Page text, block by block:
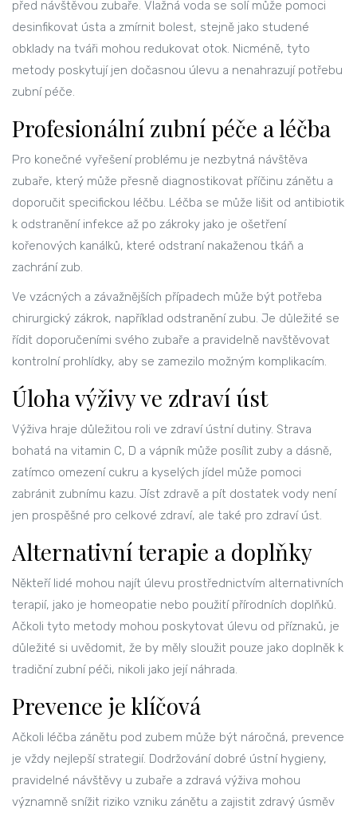
před návštěvou zubaře. Vlažná voda se solí může pomoci
desinfikovat ústa a zmírnit bolest, stejně jako studené
obklady na tváři mohou redukovat otok. Nicméně, tyto
metody poskytují jen dočasnou úlevu a nenahrazují potřebu
zubní péče.
Profesionální zubní péče a léčba
Pro konečné vyřešení problému je nezbytná návštěva
zubaře, který může přesně diagnostikovat příčinu zánětu a
doporučit specifickou léčbu. Léčba se může lišit od antibiotik
k odstranění infekce až po zákroky jako je ošetření
kořenových kanálků, které odstraní nakaženou tkáň a
zachrání zub.
Ve vzácných a závažnějších případech může být potřeba
chirurgický zákrok, například odstranění zubu. Je důležité se
řídit doporučeními svého zubaře a pravidelně navštěvovat
kontrolní prohlídky, aby se zamezilo možným komplikacím.
Úloha výživy ve zdraví úst
Výživa hraje důležitou roli ve zdraví ústní dutiny. Strava
bohatá na vitamin C, D a vápník může posílit zuby a dásně,
zatímco omezení cukru a kyselých jídel může pomoci
zabránit zubnímu kazu. Jíst zdravě a pít dostatek vody není
jen prospěšné pro celkové zdraví, ale také pro zdraví úst.
Alternativní terapie a doplňky
Někteří lidé mohou najít úlevu prostřednictvím alternativních
terapií, jako je homeopatie nebo použití přírodních doplňků.
Ačkoli tyto metody mohou poskytovat úlevu od příznaků, je
důležité si uvědomit, že by měly sloužit pouze jako doplněk k
tradiční zubní péči, nikoli jako její náhrada.
Prevence je klíčová
Ačkoli léčba zánětu pod zubem může být náročná, prevence
je vždy nejlepší strategií. Dodržování dobré ústní hygieny,
pravidelné návštěvy u zubaře a zdravá výživa mohou
významně snížit riziko vzniku zánětu a zajistit zdravý úsměv